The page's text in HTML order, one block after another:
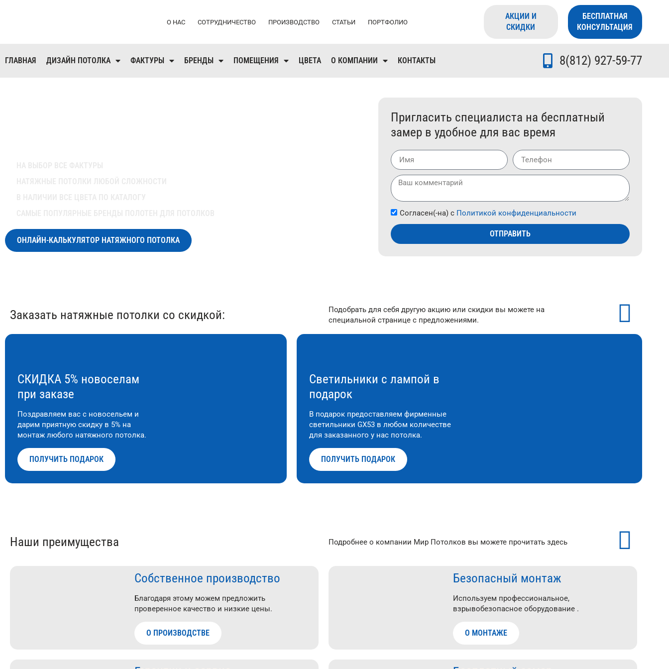
О НАС СОТРУДНИЧЕСТВО ПРОИЗВОДСТВО СТАТЬИ ПОРТФОЛИО
АКЦИИ И
СКИДКИ
БЕСПЛАТНАЯ
КОНСУЛЬТАЦИЯ
ГЛАВНАЯ ДИЗАЙН ПОТОЛКА ФАКТУРЫ БРЕНДЫ ПОМЕЩЕНИЯ ЦВЕТА О КОМПАНИИ КОНТАКТЫ 8(812) 927-59-77
ОНЛАЙН-КАЛЬКУЛЯТОР НАТЯЖНОГО ПОТОЛКА
Пригласить специалиста на бесплатный
замер в удобное для вас время
Согласен(-на) с Политикой конфиденциальности
ОТПРАВИТЬ
Заказать натяжные потолки со скидкой:
Подобрать для себя другую акцию или скидки вы можете на
специальной странице с предложениями.
СКИДКА 5% новоселам
при заказе
Поздравляем вас с новосельем и
дарим приятную скидку в 5% на
монтаж любого натяжного потолка.
ПОЛУЧИТЬ ПОДАРОК
Светильники с лампой в
подарок
В подарок предоставляем фирменные
светильники GX53 в любом количестве
для заказанного у нас потолка.
ПОЛУЧИТЬ ПОДАРОК
Наши преимущества Подробнее о компании Мир Потолков вы можете прочитать здесь
Собственное производство
Благодаря этому можем предложить
проверенное качество и низкие цены.
О ПРОИЗВОДСТВЕ
Безопасный монтаж
Используем профессиональное,
взрывобезопасное оборудование .
О МОНТАЖЕ